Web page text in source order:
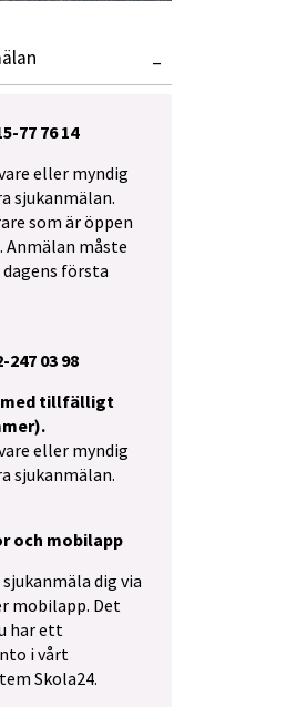
–
77 76 14
eller myndig
sjukanmälan.
som är öppen
Anmälan måste
första
247 03 98
tillfälligt
personnummer).
eller myndig
sjukanmälan.
och mobilapp
sjukanmäla dig via
mobilapp. Det
har ett
i vårt
Skola24.